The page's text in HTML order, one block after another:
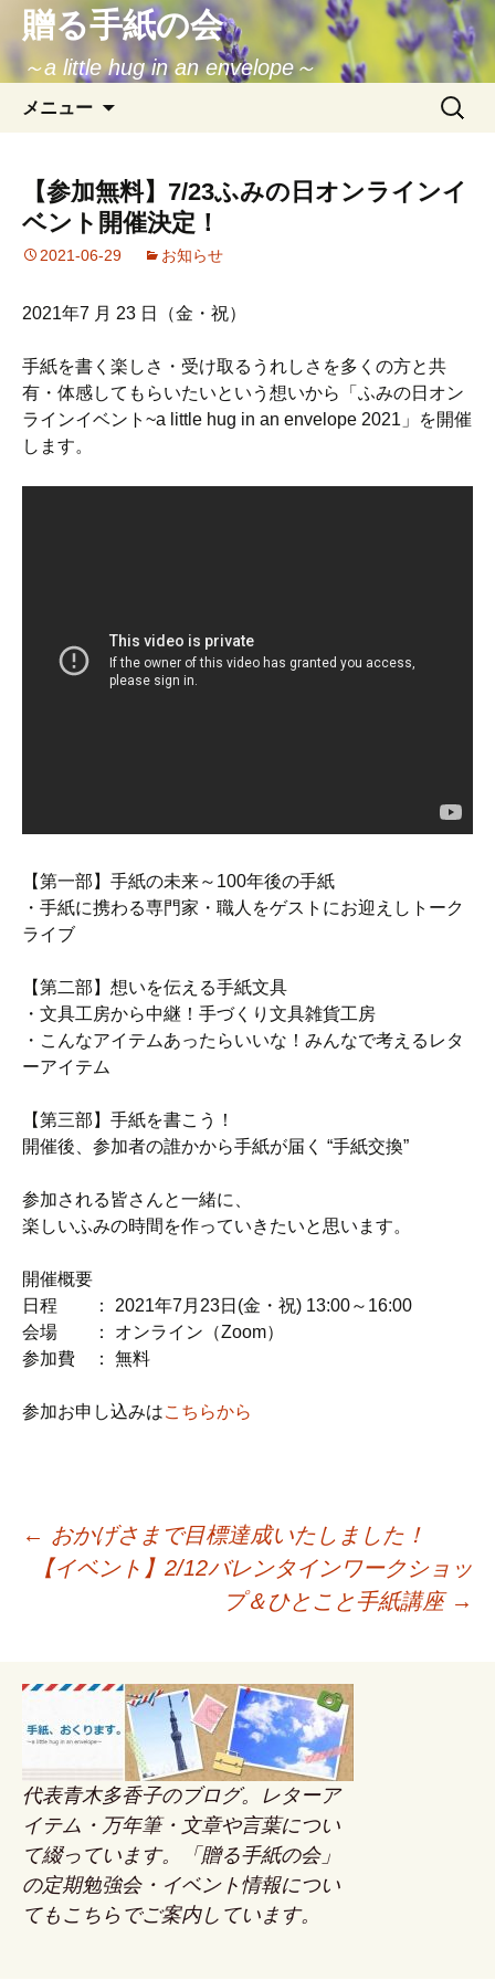
贈る手紙の会
～a little hug in an envelope～
メニュー
ン
ツ
へ
移
検
【参加無料】7/23ふみの日オンラインイ
ベント開催決定！
2021-06-29 お知らせ
2021年7 月 23 日（金・祝）
手紙を書く楽しさ・受け取るうれしさを多くの方と共
有・体感してもらいたいという想いから「ふみの日オン
ラインイベント~a little hug in an envelope 2021」を開催
します。
【第一部】手紙の未来～100年後の手紙
・手紙に携わる専門家・職人をゲストにお迎えしトーク
ライブ
【第二部】想いを伝える手紙文具
・文具工房から中継！手づくり文具雑貨工房
・こんなアイテムあったらいいな！みんなで考えるレタ
ーアイテム
【第三部】手紙を書こう！
開催後、参加者の誰かから手紙が届く “手紙交換”
参加される皆さんと一緒に、
楽しいふみの時間を作っていきたいと思います。
開催概要
日程 ： 2021年7月23日(金・祝) 13:00～16:00
会場 ： オンライン（Zoom）
参加費 ： 無料
参加お申し込みはこちらから
ー
シ
ョ
ン
← おかげさまで目標達成いたしました！
【イベント】2/12バレンタインワークショッ
プ＆ひとこと手紙講座 →
代表青木多香子のブログ。レターア
イテム・万年筆・文章や言葉につい
て綴っています。「贈る手紙の会」
の定期勉強会・イベント情報につい
てもこちらでご案内しています。